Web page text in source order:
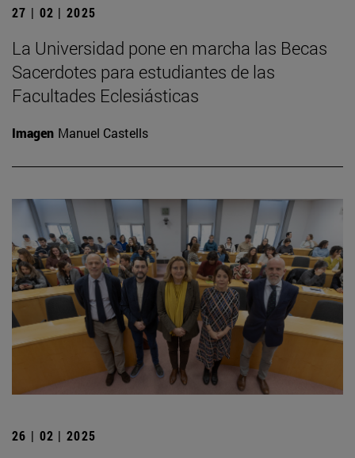
27 | 02 | 2025
La Universidad pone en marcha las Becas
Sacerdotes para estudiantes de las
Facultades Eclesiásticas
Imagen Manuel Castells
26 | 02 | 2025